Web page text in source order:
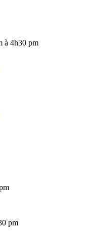
à 4h30 pm
pm